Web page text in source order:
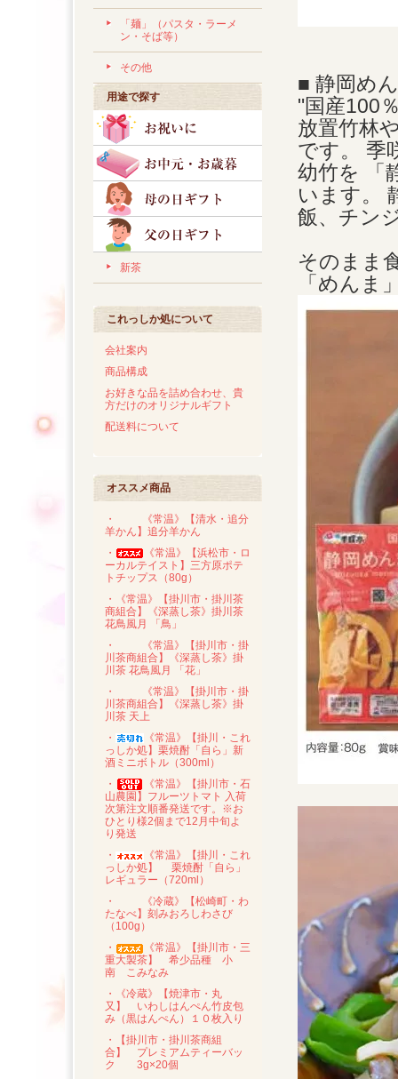
「麺」（パスタ・ラーメ
ン・そば等）
その他
用途で探す
新茶
これっしか処について
会社案内
商品構成
お好きな品を詰め合わせ、貴
方だけのオリジナルギフト
配送料について
オススメ商品
・
《常温》【清水・追分
羊かん】追分羊かん
・
《常温》【浜松市・ロ
ーカルテイスト】三方原ポテ
トチップス（80g）
・《常温》【掛川市・掛川茶
商組合】《深蒸し茶》掛川茶
花鳥風月 「鳥」
・
《常温》【掛川市・掛
川茶商組合】《深蒸し茶》掛
川茶 花鳥風月 「花」
・
《常温》【掛川市・掛
川茶商組合】《深蒸し茶》掛
川茶 天上
・
《常温》【掛川・これ
っしか処】栗焼酎「自ら」新
酒ミニボトル（300ml）
・
《常温》【掛川市・石
山農園】フルーツトマト 入荷
次第注文順番発送です。※お
ひとり様2個まで12月中旬よ
り発送
・
《常温》【掛川・これ
っしか処】 栗焼酎「自ら」
レギュラー（720ml）
・
《冷蔵》【松崎町・わ
たなべ】刻みおろしわさび
（100g）
・
《常温》【掛川市・三
重大製茶】 希少品種 小
南 こみなみ
・《冷蔵》【焼津市・丸
又】 いわしはんぺん竹皮包
み（黒はんぺん）１０枚入り
・【掛川市・掛川茶商組
合】 プレミアムティーバッ
ク 3g×20個
■ 静岡め
"国産100
放置竹林
です。 季
幼竹を 「
います。
飯、チン
そのまま
「めんま